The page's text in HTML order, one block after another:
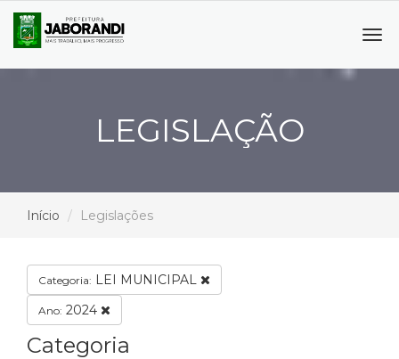
LEGISLAÇÃO
Início Legislações
Categoria: LEI MUNICIPAL
Ano: 2024
Categoria